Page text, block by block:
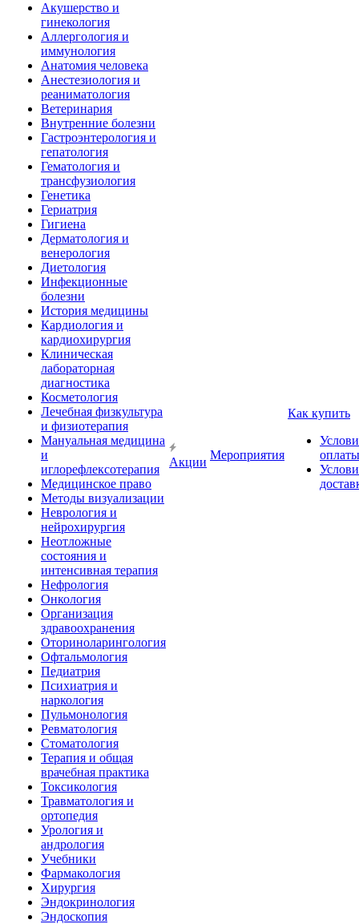
Акушерство и
гинекология
Аллергология и
иммунология
Анатомия человека
Анестезиология и
реаниматология
Ветеринария
Внутренние болезни
Гастроэнтерология и
гепатология
Гематология и
трансфузиология
Генетика
Гериатрия
Гигиена
Дерматология и
венерология
Диетология
Инфекционные
болезни
История медицины
Кардиология и
кардиохирургия
Клиническая
лабораторная
диагностика
Косметология
Лечебная физкультура
и физиотерапия
Мануальная медицина
и
иглорефлексотерапия
Медицинское право
Методы визуализации
Неврология и
нейрохирургия
Неотложные
состояния и
интенсивная терапия
Нефрология
Онкология
Организация
здравоохранения
Оториноларингология
Офтальмология
Педиатрия
Психиатрия и
наркология
Пульмонология
Ревматология
Стоматология
Терапия и общая
врачебная практика
Токсикология
Травматология и
ортопедия
Урология и
андрология
Учебники
Фармакология
Хирургия
Эндокринология
Эндоскопия
Акции
Мероприятия
Как купить
оплаты